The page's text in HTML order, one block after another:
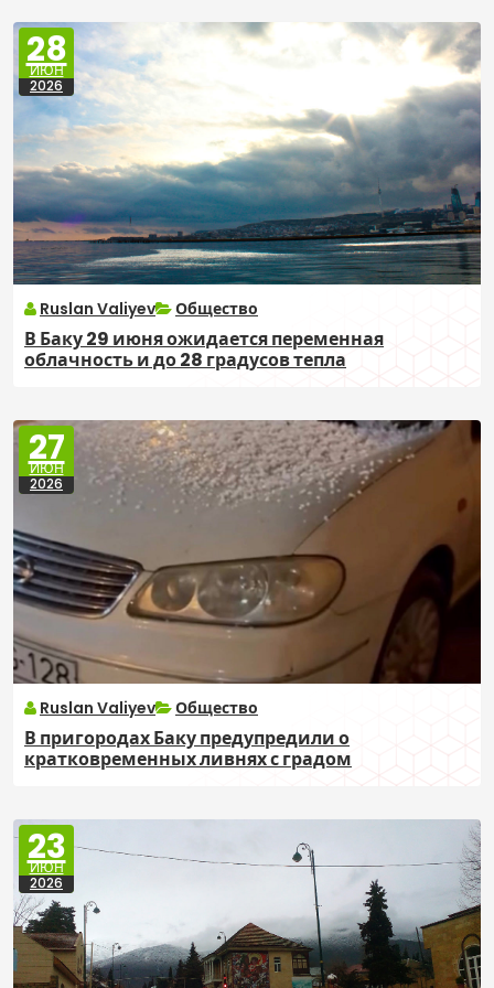
28
ИЮН
2026
Ruslan Valiyev Общество
В Баку 29 июня ожидается переменная
облачность и до 28 градусов тепла
27
ИЮН
2026
Ruslan Valiyev Общество
В пригородах Баку предупредили о
кратковременных ливнях с градом
23
ИЮН
2026